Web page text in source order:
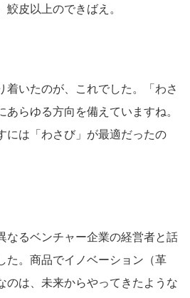
皮以上のできばえ。
着いたのが、これでした。「わさ
あらゆる方向を備えていますね。
には「わさび」が最適だったの
なるベンチャー企業の経営者と話
た。商品でイノベーション（革
のは、未来からやってきたような